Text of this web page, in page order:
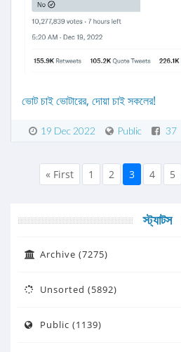
ভোট চাই ভোটারের, দোয়া চাই সকলের!
19 Dec 2022 Public 37
« First 1 2 3 4 5
স্ট্যাটস
Archive (7275)
Unsorted (5892)
Public (1139)